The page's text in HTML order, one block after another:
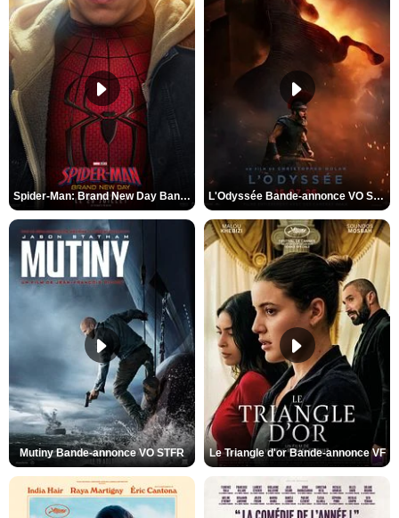
Spider-Man: Brand New Day Bande-annonce VO STFR L'Odyssée Bande-annonce VO STFR
Mutiny Bande-annonce VO STFR Le Triangle d'or Bande-annonce VF